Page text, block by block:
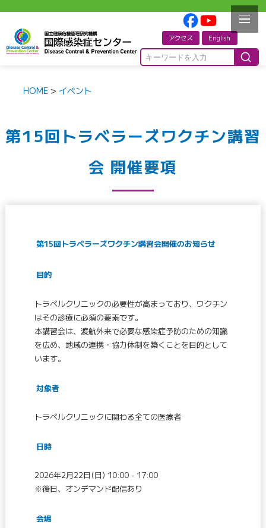
アクセス English
HOME > イベント
第15回トラベラーズワクチン講習
会 開催要項
第15回トラベラーズワクチン講習会開催のお知らせ
目的
トラベルクリニックの必要性が高まっており、ワクチン
はその診療に必須の要素です。
本講習会は、渡航外来で必要な感染症予防のための知識
を広め、地域の連携・協力体制を築くことを目的として
います。
対象者
トラベルクリニックに関わる全ての医療者
日時
2026年2月22日(日) 10:00 - 17:00
※後日、オンデマンド配信あり
会場